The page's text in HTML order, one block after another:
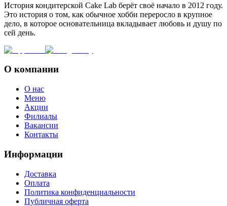
История кондитерской Cake Lab берёт своё начало в 2012 году.
Это история о том, как обычное хобби переросло в крупное
дело, в которое основательница вкладывает любовь и душу по
сей день.
О компании
О нас
Меню
Акции
Филиалы
Вакансии
Контакты
Информации
Доставка
Оплата
Политика конфиденциальности
Публичная оферта